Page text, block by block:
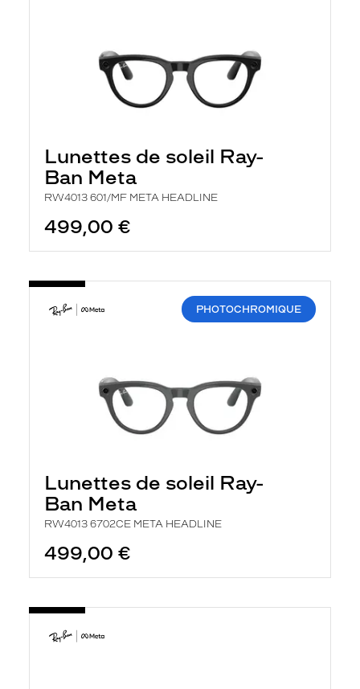
Lunettes de soleil Ray-
Ban Meta
RW4013 601/MF META HEADLINE
499,00 €
PHOTOCHROMIQUE
Lunettes de soleil Ray-
Ban Meta
RW4013 6702CE META HEADLINE
499,00 €